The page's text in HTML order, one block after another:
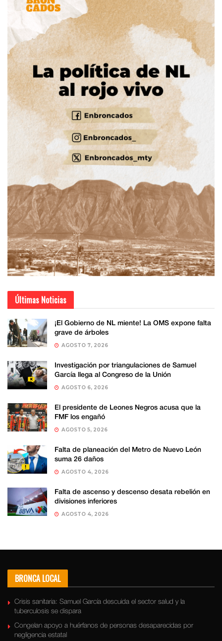
Últimas Noticias
¡El Gobierno de NL miente! La OMS expone falta
grave de árboles
AGOSTO 7, 2026
Investigación por triangulaciones de Samuel
García llega al Congreso de la Unión
AGOSTO 6, 2026
El presidente de Leones Negros acusa que la
FMF los engañó
AGOSTO 5, 2026
Falta de planeación del Metro de Nuevo León
suma 26 daños
AGOSTO 4, 2026
Falta de ascenso y descenso desata rebelión en
divisiones inferiores
AGOSTO 4, 2026
BRONCA LOCAL
Crisis sanitaria: Samuel García descuida el sector salud y la
tuberculosis se dispara
Congelan apoyo a huérfanos de personas desaparecidas por
negligencia estatal